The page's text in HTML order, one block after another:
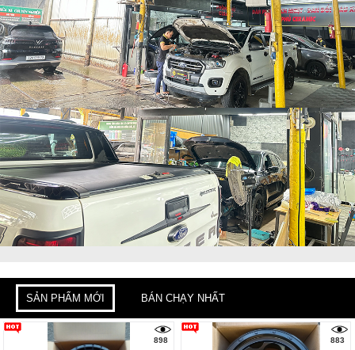
SẢN PHẨM MỚI BÁN CHẠY NHẤT
898 883